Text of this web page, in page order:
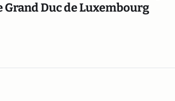
Grand Duc de Luxembourg